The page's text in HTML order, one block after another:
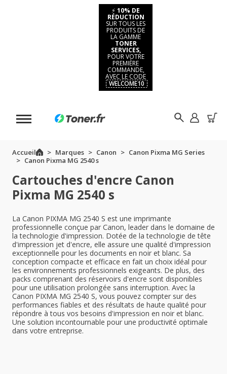
⚡ 10% DE
RÉDUCTION
SUR TOUS LES
PRODUITS DE
LA GAMME
TONER
SERVICES,
POUR VOTRE
PREMIÈRE
COMMANDE,
AVEC LE CODE
WELCOME10
Accueil Marques Canon
Canon Pixma MG Series
Canon Pixma MG 2540 s
Cartouches d'encre Canon
Pixma MG 2540 s
La Canon PIXMA MG 2540 S est une imprimante
professionnelle conçue par Canon, leader dans le domaine de
la technologie d'impression. Dotée de la technologie de tête
d'impression jet d'encre, elle assure une qualité d'impression
exceptionnelle pour les documents en noir et blanc. Sa
conception compacte et efficace en fait un choix idéal pour
les environnements professionnels exigeants. De plus, des
packs comprenant des réservoirs d'encre sont disponibles
pour une utilisation prolongée sans interruption. Avec la
Canon PIXMA MG 2540 S, vous pouvez compter sur des
performances fiables et des résultats de haute qualité pour
répondre à tous vos besoins d'impression en noir et blanc.
Une solution incontournable pour une productivité optimale
dans votre entreprise.